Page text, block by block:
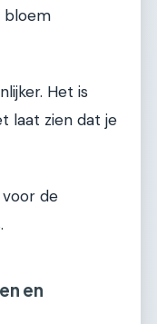
bloem
Het is
laat zien dat je
de
en